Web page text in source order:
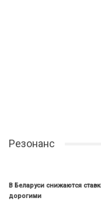
Резонанс
В Беларуси снижаются
дорогими